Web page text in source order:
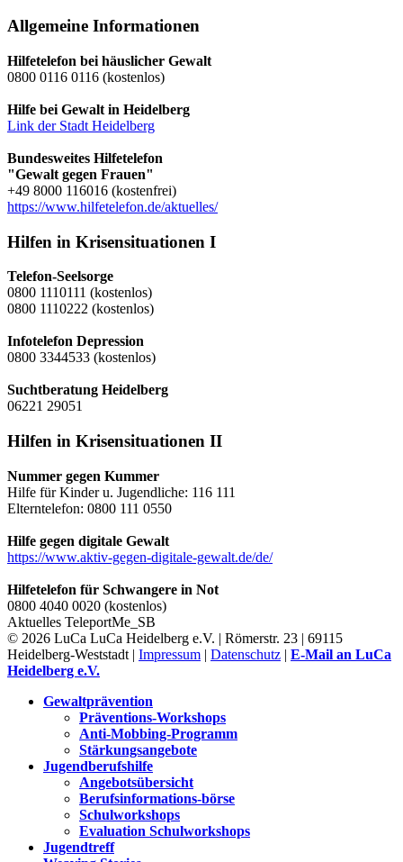
Allgemeine Informationen
Hilfetelefon bei häuslicher Gewalt
0800 0116 0116 (kostenlos)
Hilfe bei Gewalt in Heidelberg
Link der Stadt Heidelberg
Bundesweites Hilfetelefon
"Gewalt gegen Frauen"
+49 8000 116016 (kostenfrei)
https://www.hilfetelefon.de/aktuelles/
Hilfen in Krisensituationen I
Telefon-Seelsorge
0800 1110111 (kostenlos)
0800 1110222 (kostenlos)
Infotelefon Depression
0800 3344533 (kostenlos)
Suchtberatung Heidelberg
06221 29051
Hilfen in Krisensituationen II
Nummer gegen Kummer
Hilfe für Kinder u. Jugendliche: 116 111
Elterntelefon: 0800 111 0550
Hilfe gegen digitale Gewalt
https://www.aktiv-gegen-digitale-gewalt.de/de/
Hilfetelefon für Schwangere in Not
0800 4040 0020 (kostenlos)
Aktuelles TeleportMe_SB
© 2026 LuCa LuCa Heidelberg e.V. | Römerstr. 23 | 69115
Heidelberg-Weststadt | Impressum | Datenschutz | E-Mail an LuCa
Heidelberg e.V.
Gewaltprävention
Präventions-Workshops
Anti-Mobbing-Programm
Stärkungsangebote
Jugendberufshilfe
Angebotsübersicht
Berufsinformations-börse
Schulworkshops
Evaluation Schulworkshops
Jugendtreff